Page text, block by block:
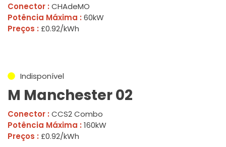
Conector : CHAdeMO
Potência Máxima : 60kW
Preços : £0.92/kWh
Indisponível
M Manchester 02
Conector : CCS2 Combo
Potência Máxima : 160kW
Preços : £0.92/kWh